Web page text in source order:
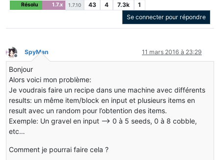
Résolu 1.7.x 1.7.10 43 4 7.3k
1
Se connecter pour répondre
Hors-ligne
SpyMan 11 mars 2016 à 23:29
Bonjour
Alors voici mon problème:
Je voudrais faire un recipe dans une machine avec différents
results: un même item/block en input et plusieurs items en
result avec un random pour l’obtention des items.
Exemple: Un gravel en input –-> 0 à 5 seeds, 0 à 8 cobble,
etc…
Comment je pourrai faire cela ?